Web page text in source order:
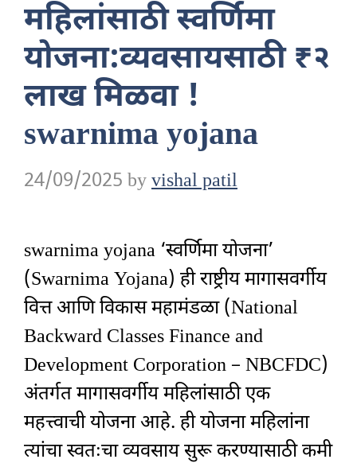
महिलांसाठी स्वर्णिमा
योजना:व्यवसायसाठी ₹२
लाख मिळवा !
swarnima yojana
24/09/2025 byvishal patil
swarnima yojana ‘स्वर्णिमा योजना’
(Swarnima Yojana) ही राष्ट्रीय मागासवर्गीय
वित्त आणि विकास महामंडळा (National
Backward Classes Finance and
Development Corporation – NBCFDC)
अंतर्गत मागासवर्गीय महिलांसाठी एक
महत्त्वाची योजना आहे. ही योजना महिलांना
त्यांचा स्वतःचा व्यवसाय सुरू करण्यासाठी कमी